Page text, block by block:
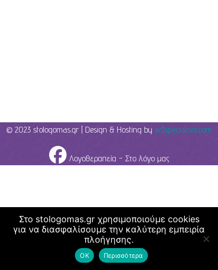
© 2023 stologomas.gr | Design & Hosting by w3specialists.com
Λογοθεραπεία - Στο λόγο μας
Στο stologomas.gr χρησιμοποιούμε cookies
για να διασφαλίσουμε την καλύτερη εμπειρία
πλοήγησης.
ΟΚ Περισσότερα